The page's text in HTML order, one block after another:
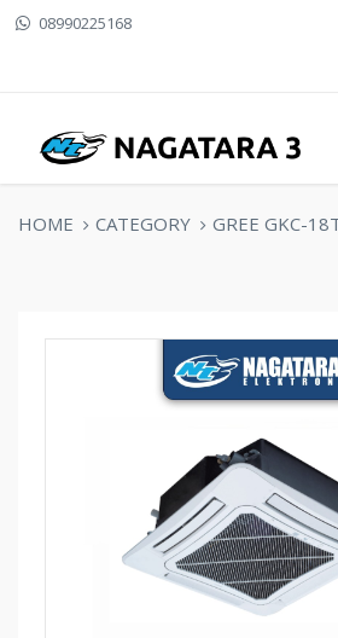
08990225168
HOME CATEGORY GREE GKC-